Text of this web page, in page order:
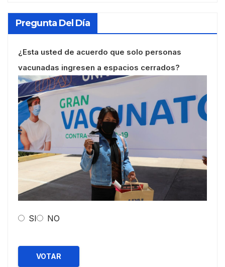
Pregunta Del Día
¿Esta usted de acuerdo que solo personas
vacunadas ingresen a espacios cerrados?
SI NO
VOTAR